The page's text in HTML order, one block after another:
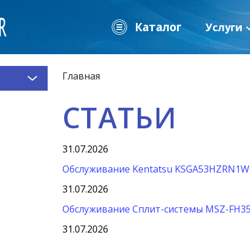
Каталог Услуги
Главная
СТАТЬИ
31.07.2026
Обслуживание Kentatsu
31.07.2026
Обслуживание Сплит-системы MSZ-
31.07.2026